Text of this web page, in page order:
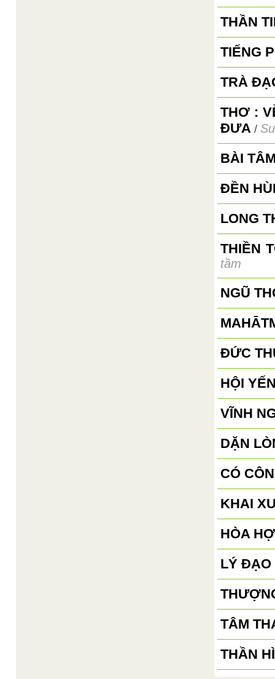
THẦN
TIẾNG
TRÀ
THƠ :
ĐƯA /
BÀI
ĐỀN
LONG
THIỀN
tầm
NGŨ
ĐỨC
HỘI
VĨNH
DẶN
CÓ
KHAI
HÒA
LÝ ĐẠO
TÂM
THẦN